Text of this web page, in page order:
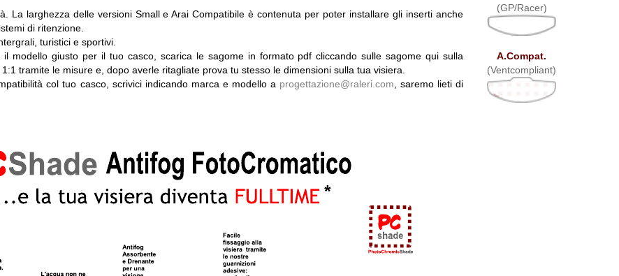
La larghezza delle versioni Small e Arai Compatibile è contenuta per poter installare gli inserti anche
di ritenzione.
turistici e sportivi.
il modello giusto per il tuo casco, scarica le sagome in formato pdf cliccando sulle sagome qui sulla
tramite le misure e, dopo averle ritagliate prova tu stesso le dimensioni sulla tua visiera.
col tuo casco, scrivici indicando marca e modello a progettazione@raleri.com , saremo lieti di
(GP/Racer)
A.Compat.
(Ventcompliant)